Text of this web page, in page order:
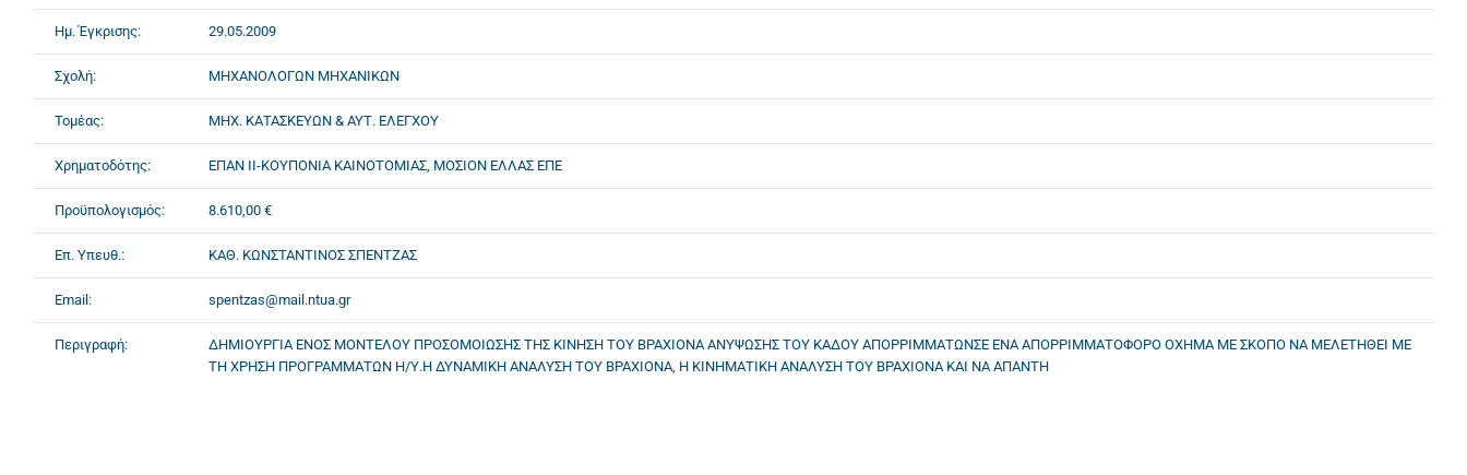
Ημ. Έγκρισης: 29.05.2009
Σχολή: ΜΗΧΑΝΟΛΟΓΩΝ ΜΗΧΑΝΙΚΩΝ
Τομέας: ΜΗΧ. ΚΑΤΑΣΚΕΥΩΝ & ΑΥΤ. ΕΛΕΓΧΟΥ
Χρηματοδότης: ΕΠΑΝ ΙΙ-ΚΟΥΠΟΝΙΑ ΚΑΙΝΟΤΟΜΙΑΣ, ΜΟΣΙΟΝ ΕΛΛΑΣ ΕΠΕ
Προϋπολογισμός: 8.610,00 €
Επ. Υπευθ.: ΚΑΘ. ΚΩΝΣΤΑΝΤΙΝΟΣ ΣΠΕΝΤΖΑΣ
Email: spentzas@mail.ntua.gr
Περιγραφή:
ΔΗΜΙΟΥΡΓΙΑ ΕΝΟΣ ΜΟΝΤΕΛΟΥ ΠΡΟΣΟΜΟΙΩΣΗΣ ΤΗΣ ΚΙΝΗΣΗ ΤΟΥ ΒΡΑΧΙΟΝΑ ΑΝΥΨΩΣΗΣ ΤΟΥ ΚΑΔΟΥ ΑΠΟΡΡΙΜΜΑΤΩΝΣΕ ΕΝΑ ΑΠΟΡΡΙΜΜΑΤΟΦΟΡΟ ΟΧΗΜΑ ΜΕ ΣΚΟΠΟ ΝΑ ΜΕΛΕΤΗΘΕΙ ΜΕ
ΤΗ ΧΡΗΣΗ ΠΡΟΓΡΑΜΜΑΤΩΝ Η/Υ.Η ΔΥΝΑΜΙΚΗ ΑΝΑΛΥΣΗ ΤΟΥ ΒΡΑΧΙΟΝΑ, Η ΚΙΝΗΜΑΤΙΚΗ ΑΝΑΛΥΣΗ ΤΟΥ ΒΡΑΧΙΟΝΑ ΚΑΙ ΝΑ ΑΠΑΝΤΗ